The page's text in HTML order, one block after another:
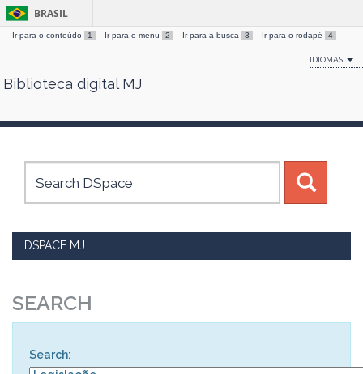
Skip
BRASIL
Ir para o conteúdo 1 Ir para o menu 2 Ir para a busca 3 Ir para o rodapé 4
IDIOMAS
Biblioteca digital MJ
DSPACE MJ
SEARCH
Search: